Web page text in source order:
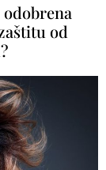
od